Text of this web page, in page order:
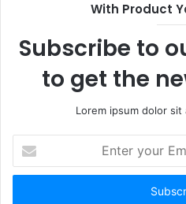
With Product
Subscribe to
to get the
Lorem ipsum dolor
your
Email